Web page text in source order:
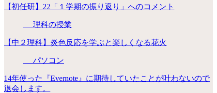
【初任研】22「１学期の振り返り」へのコメント
理科の授業
【中２理科】炎色反応を学ぶと楽しくなる花火
パソコン
14年使った『Evernote』に期待していたことが叶わないので
退会します。